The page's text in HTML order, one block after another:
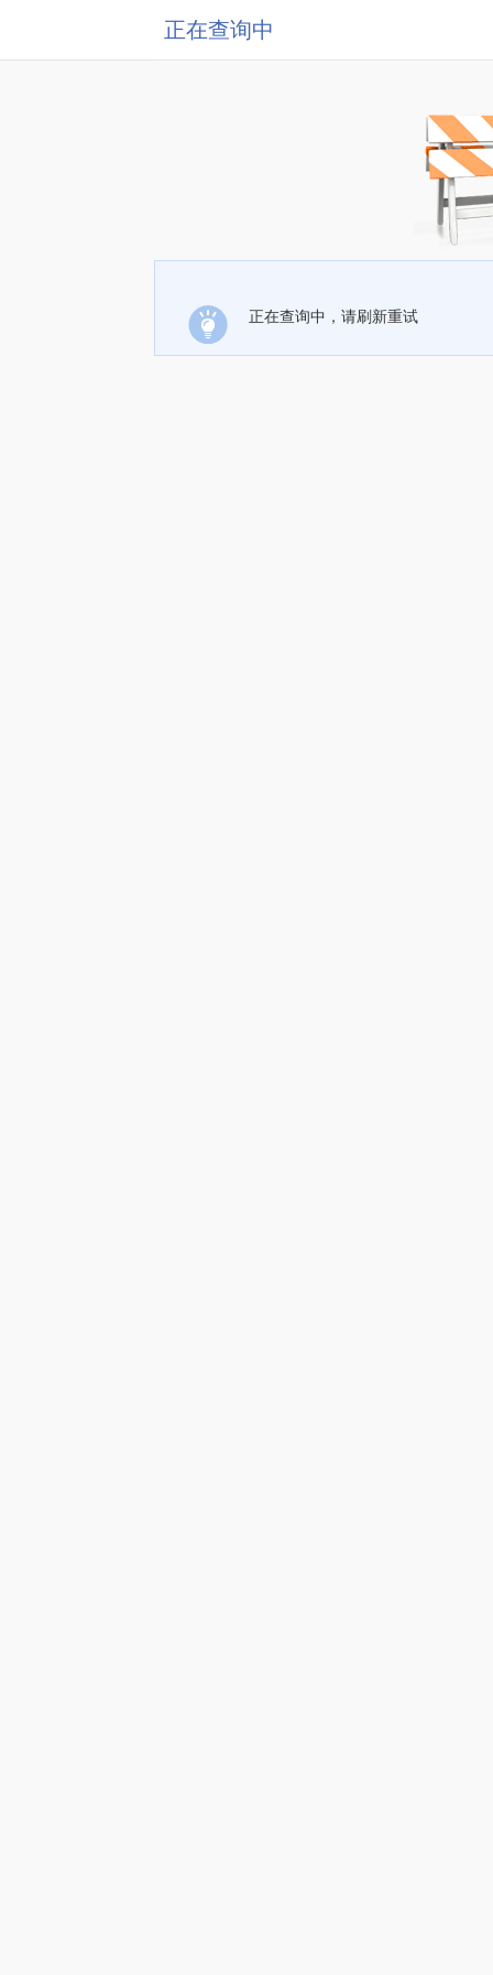
正在查询中
正在查询中，请刷新重试